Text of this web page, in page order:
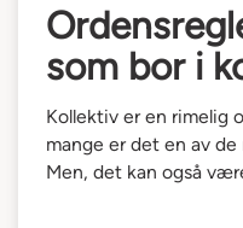
som bor i
Kollektiv er en rimelig
mange er det en av
Men, det kan også